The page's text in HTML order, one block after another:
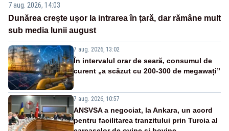
7 aug. 2026, 14:03
Dunărea crește ușor la intrarea în țară, dar rămâne mult
sub media lunii august
7 aug. 2026, 13:02
În intervalul orar de seară, consumul de
curent „a scăzut cu 200-300 de megawați”
7 aug. 2026, 10:57
ANSVSA a negociat, la Ankara, un acord
pentru facilitarea tranzitului prin Turcia al